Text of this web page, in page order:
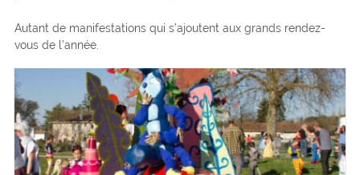
Autant de manifestations qui s’ajoutent aux grands rendez-
vous de l’année.